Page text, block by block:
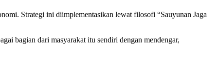
Strategi ini diimplementasikan lewat filosofi “Sauyunan Jaga
bagian dari masyarakat itu sendiri dengan mendengar,